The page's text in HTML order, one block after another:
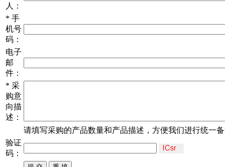
人：
* 手
机号
码：
电子
邮
件：
* 采
购意
向描
述：
请填写采购的产品数量和产品描述，方便我们进行统一
验证
码：